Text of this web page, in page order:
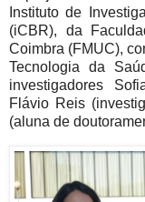
Instituto de
(iCBR), da
Coimbra (FMUC),
Tecnologia da
investigadores
Flávio Reis
(aluna de